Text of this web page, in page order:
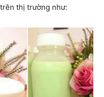
thị trường như: